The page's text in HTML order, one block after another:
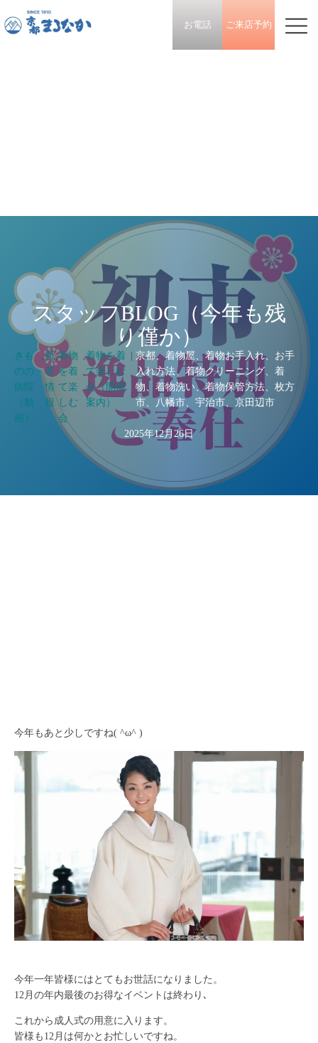
お電話 ご来店予約
スタッフBLOG（今年も残
り僅か）
きも
のの
病院
（動
画）
,新
着
情
報
,着物
を着
て楽
しむ
会
,着物を着
て楽しむ
会（開催
案内）
| 京都、着物屋、着物お手入れ、お手
入れ方法、着物クリーニング、着
物、着物洗い、着物保管方法、枚方
市、八幡市、宇治市、京田辺市
2025年12月26日
今年もあと少しですね( ^ω^ )
今年一年皆様にはとてもお世話になりました。
12月の年内最後のお得なイベントは終わり､
これから成人式の用意に入ります。
皆様も12月は何かとお忙しいですね。